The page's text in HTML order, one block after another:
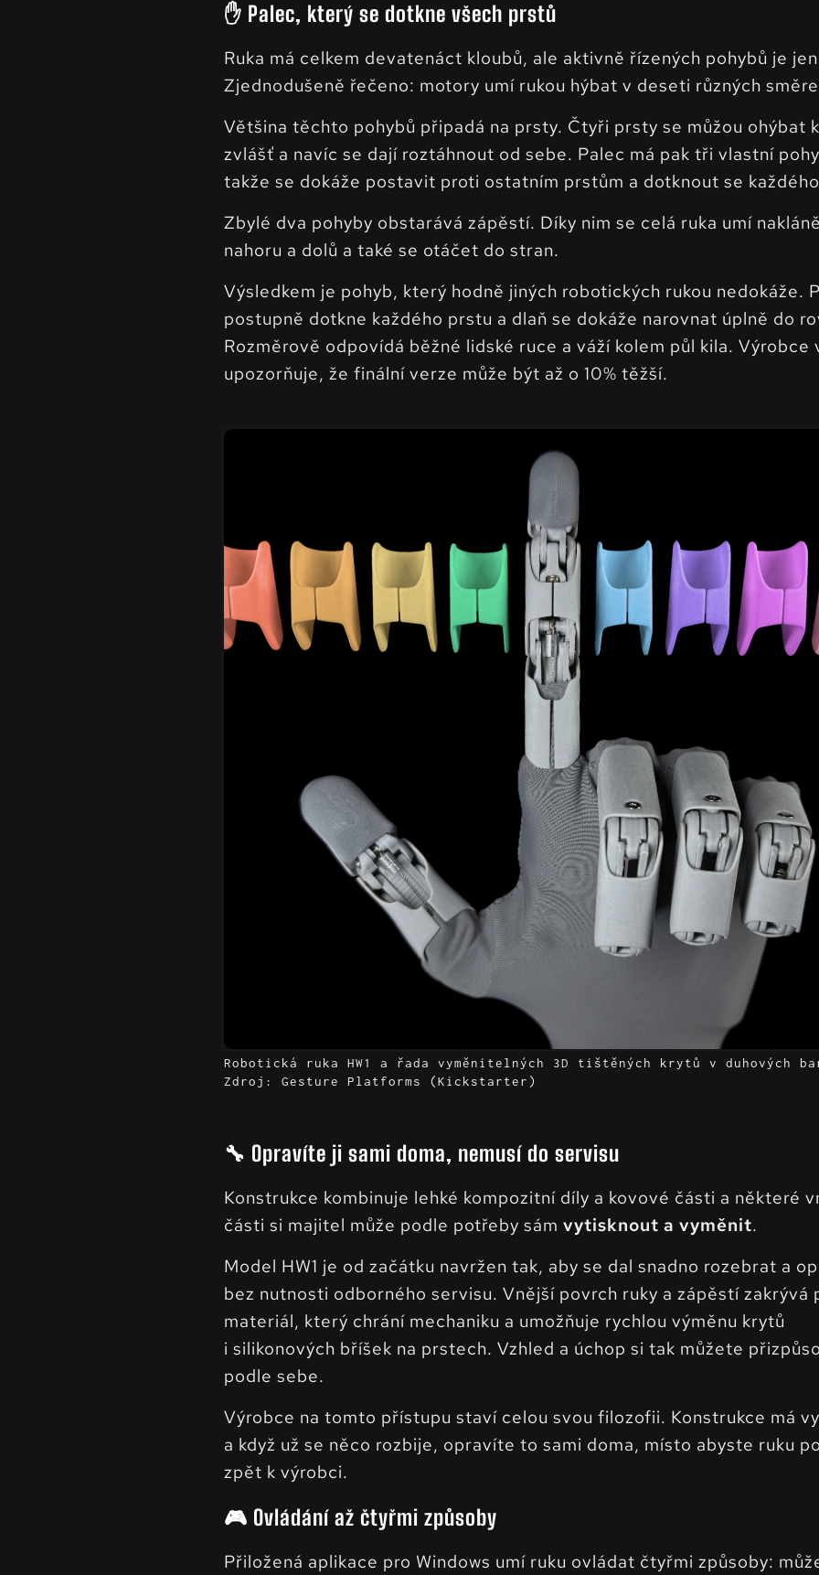
✋ Palec, který se dotkne všech prstů
Ruka má celkem devatenáct kloubů, ale aktivně řízených pohybů je
Zjednodušeně řečeno: motory umí rukou hýbat v deseti různých
Většina těchto pohybů připadá na prsty. Čtyři prsty se můžou ohýbat
zvlášť a navíc se dají roztáhnout od sebe. Palec má pak tři vlastní
takže se dokáže postavit proti ostatním prstům a dotknout se
Zbylé dva pohyby obstarává zápěstí. Díky nim se celá ruka umí
nahoru a dolů a také se otáčet do stran.
Výsledkem je pohyb, který hodně jiných robotických rukou nedokáže.
postupně dotkne každého prstu a dlaň se dokáže narovnat úplně do
Rozměrově odpovídá běžné lidské ruce a váží kolem půl kila. Výrobce
upozorňuje, že finální verze může být až o 10% těžší.
Robotická ruka HW1 a řada vyměnitelných 3D tištěných krytů v duhových
Zdroj: Gesture Platforms (Kickstarter)
🔧 Opravíte ji sami doma, nemusí do servisu
Konstrukce kombinuje lehké kompozitní díly a kovové části a některé
části si majitel může podle potřeby sámvytisknout a vyměnit.
Model HW1 je od začátku navržen tak, aby se dal snadno rozebrat a
bez nutnosti odborného servisu. Vnější povrch ruky a zápěstí zakrývá
materiál, který chrání mechaniku a umožňuje rychlou výměnu krytů
i silikonových bříšek na prstech. Vzhled a úchop si tak můžete
podle sebe.
Výrobce na tomto přístupu staví celou svou filozofii. Konstrukce má
a když už se něco rozbije, opravíte to sami doma, místo abyste ruku
zpět k výrobci.
🎮 Ovládání až čtyřmi způsoby
Přiložená aplikace pro Windows umí ruku ovládat čtyřmi způsoby: